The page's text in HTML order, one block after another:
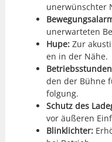
uner­wün­schter
uner­warteten
Hupe:Zur
en in der Nähe.
den der Bühne
fol­gung.
Schutz des
vor äußeren
Blin­klichter: